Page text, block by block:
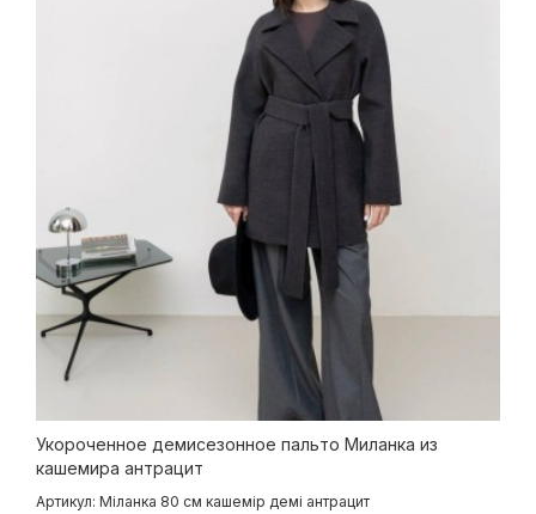
Укороченное демисезонное пальто Миланка из
кашемира антрацит
Артикул: Міланка 80 см кашемір демі антрацит